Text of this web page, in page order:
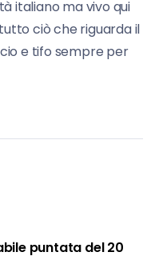
italiano ma vivo qui
ciò che riguarda il
e tifo sempre per
puntata del 20